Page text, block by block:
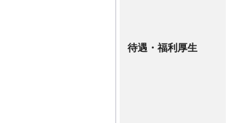
待遇・福利厚生